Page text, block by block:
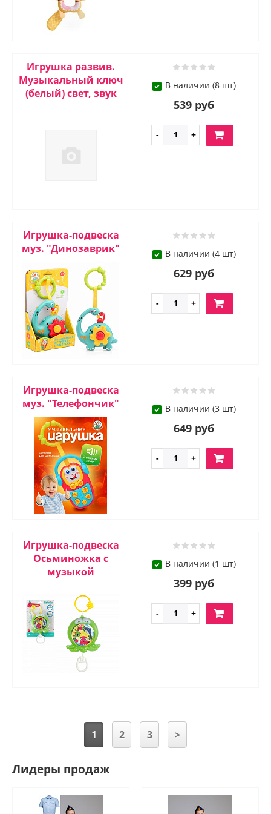
Игрушка развив.
Музыкальный ключ
(белый) свет, звук
В наличии (8 шт)
539 руб
Игрушка-подвеска
муз. "Динозаврик"
В наличии (4 шт)
629 руб
Игрушка-подвеска
муз. "Телефончик"
В наличии (3 шт)
649 руб
Игрушка-подвеска
Осьминожка с
музыкой
В наличии (1 шт)
399 руб
1 2 3 >
Лидеры продаж